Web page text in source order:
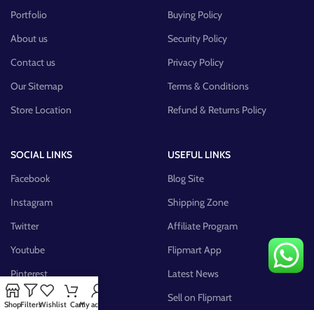
Portfolio
About us
Contact us
Our Sitemap
Store Location
Buying Policy
Security Policy
Privacy Policy
Terms & Conditions
Refund & Returns Policy
SOCIAL LINKS
Facebook
Instagram
Twitter
Youtube
Pinterest
FB Group
USEFUL LINKS
Blog Site
Shipping Zone
Affiliate Program
Flipmart App
Latest News
Sell on Flipmart
ShopFiltersWishlist CartMy account